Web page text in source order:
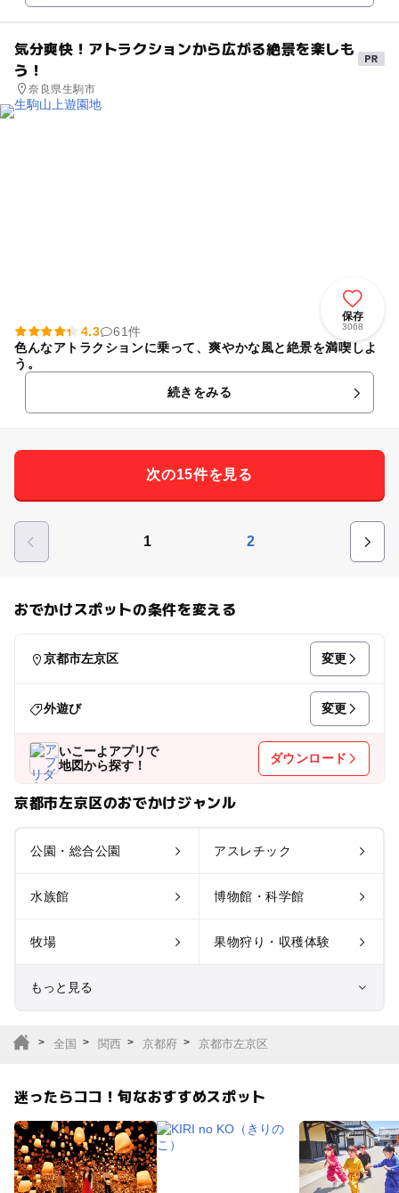
気分爽快！アトラクションから広がる絶景を楽しも
う！
奈良県生駒市
保存
3068
4.3
61件
色んなアトラクションに乗って、爽やかな風と絶景を満喫しよ
う。
続きをみる
次の15件を見る
1 2
おでかけスポットの条件を変える
京都市左京区 変更
外遊び 変更
いこーよアプリで
地図から探す！
ダウンロード
京都市左京区のおでかけジャンル
公園・総合公園 アスレチック
水族館 博物館・科学館
牧場 果物狩り・収穫体験
もっと見る
サファリパーク
植物園・フラワーパー
キャンプ場
全国 関西 京都府 京都市左京区
迷ったらココ！旬なおすすめスポット